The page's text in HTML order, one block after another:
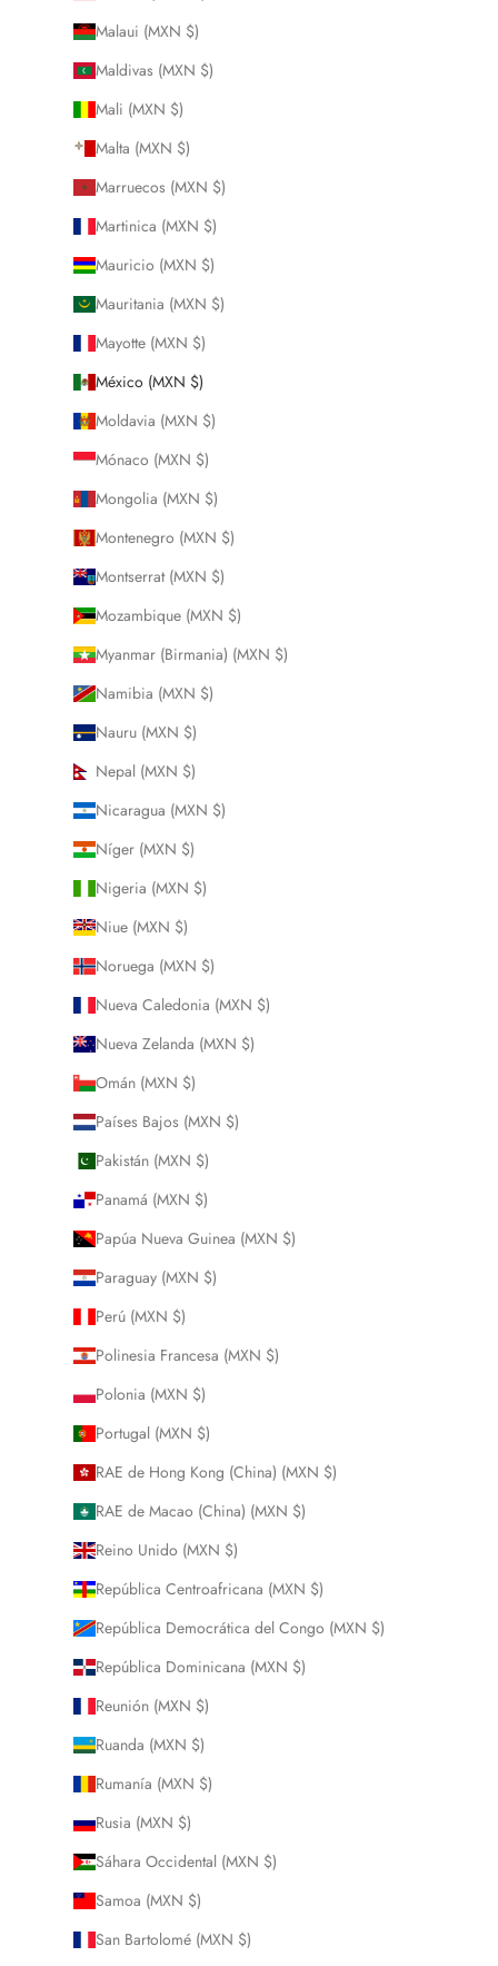
Malaui (MXN $)
Maldivas (MXN $)
Mali (MXN $)
Malta (MXN $)
Marruecos (MXN $)
Martinica (MXN $)
Mauricio (MXN $)
Mauritania (MXN $)
Mayotte (MXN $)
México (MXN $)
Moldavia (MXN $)
Mónaco (MXN $)
Mongolia (MXN $)
Montenegro (MXN $)
Montserrat (MXN $)
Mozambique (MXN $)
Myanmar (Birmania) (MXN $)
Namibia (MXN $)
Nauru (MXN $)
Nepal (MXN $)
Nicaragua (MXN $)
Níger (MXN $)
Nigeria (MXN $)
Niue (MXN $)
Noruega (MXN $)
Nueva Caledonia (MXN $)
Nueva Zelanda (MXN $)
Omán (MXN $)
Países Bajos (MXN $)
Pakistán (MXN $)
Panamá (MXN $)
Papúa Nueva Guinea (MXN $)
Paraguay (MXN $)
Perú (MXN $)
Polinesia Francesa (MXN $)
Polonia (MXN $)
Portugal (MXN $)
RAE de Hong Kong (China) (MXN $)
RAE de Macao (China) (MXN $)
Reino Unido (MXN $)
República Centroafricana (MXN $)
República Democrática del Congo (MXN $)
República Dominicana (MXN $)
Reunión (MXN $)
Ruanda (MXN $)
Rumanía (MXN $)
Rusia (MXN $)
Sáhara Occidental (MXN $)
Samoa (MXN $)
San Bartolomé (MXN $)